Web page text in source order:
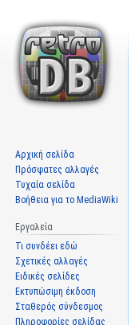
Αρχική σελίδα
Πρόσφατες αλλαγές
Τυχαία σελίδα
Βοήθεια για το MediaWiki
Εργαλεία
Τι συνδέει εδώ
Σχετικές αλλαγές
Ειδικές σελίδες
Εκτυπώσιμη έκδοση
Σταθερός σύνδεσμος
Πληροφορίες σελίδας